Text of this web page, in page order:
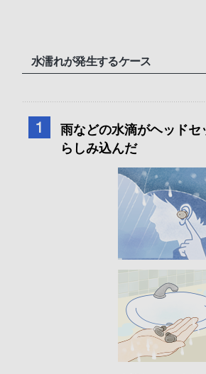
水濡れが発生するケース
雨などの水滴がヘッドセ
らしみ込んだ